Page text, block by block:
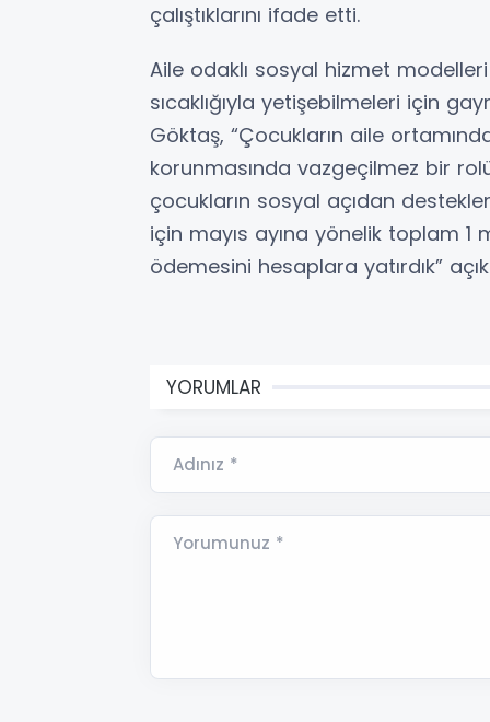
çalıştıklarını ifade etti.
Aile odaklı sosyal hizmet
sıcaklığıyla yetişebilmeleri için
Göktaş, “Çocukların aile
korunmasında vazgeçilmez bir
çocukların sosyal açıdan
için mayıs ayına yönelik toplam 1
ödemesini hesaplara yatırdık”
YORUMLAR
Adınız *
Yorumunuz *